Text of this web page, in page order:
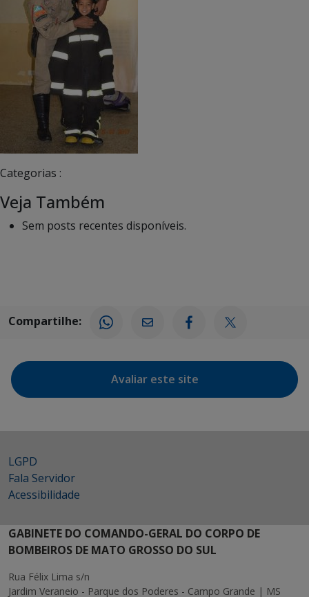
Categorias :
Veja Também
Sem posts recentes disponíveis.
Compartilhe:
Avaliar este site
LGPD
Fala Servidor
Acessibilidade
GABINETE DO COMANDO-GERAL DO CORPO DE
BOMBEIROS DE MATO GROSSO DO SUL
Rua Félix Lima s/n
Jardim Veraneio - Parque dos Poderes - Campo Grande | MS